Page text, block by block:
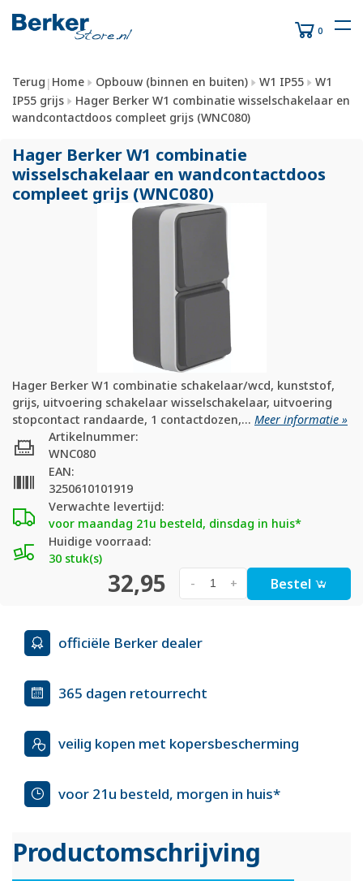
0
Terug | Home Opbouw (binnen en buiten) W1 IP55
W1
IP55 grijs
Hager Berker W1 combinatie wisselschakelaar en
wandcontactdoos compleet grijs (WNC080)
Hager Berker W1 combinatie
wisselschakelaar en wandcontactdoos
compleet grijs (WNC080)
Hager Berker W1 combinatie schakelaar/wcd, kunststof,
grijs, uitvoering schakelaar wisselschakelaar, uitvoering
stopcontact randaarde, 1 contactdozen,... Meer informatie »
Verwachte levertijd:
voor maandag 21u besteld, dinsdag in huis*
Huidige voorraad:
30 stuk(s)
Artikelnummer:
WNC080
EAN:
3250610101919
32,95 +
- Bestel
officiële Berker dealer
365 dagen retourrecht
veilig kopen met kopersbescherming
voor 21u besteld, morgen in huis*
Productomschrijving